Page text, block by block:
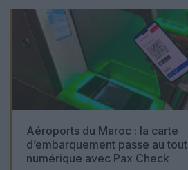
Aéroports du Maroc : la carte
d’embarquement passe au tout
numérique avec Pax Check